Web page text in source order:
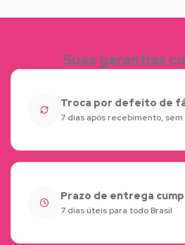
Suas garantias
Troca por defeito de
7 dias após recebimento,
Prazo de entrega
7 dias úteis para todo Brasil